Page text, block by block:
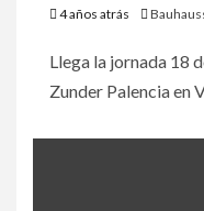
4 años atrás
Llega la jornada 18
Zunder Palencia en